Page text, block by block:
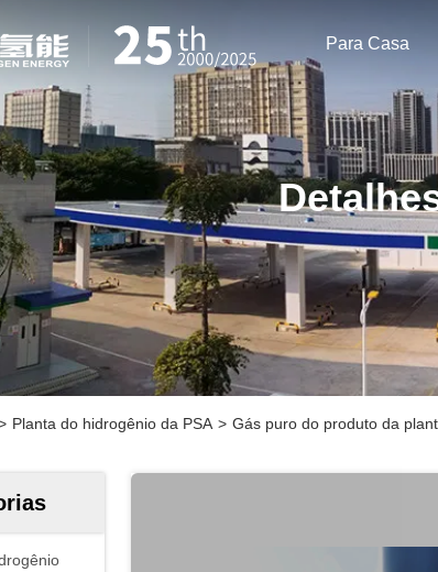
Para Casa
Planta do hidrogênio da PSA > Gás puro do produto da